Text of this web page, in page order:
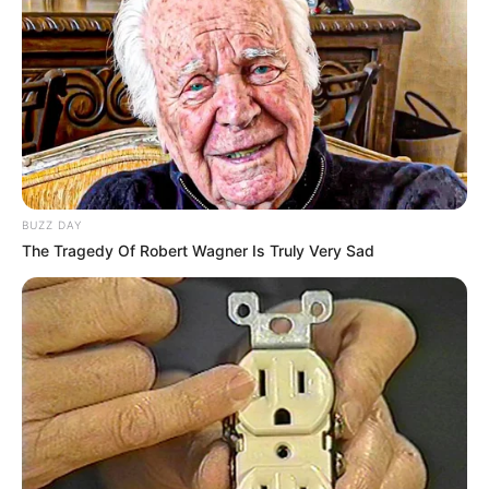
SUPERENALOTTO N° CHANCE
Les partantes en lice pour la victoire au
Tiercé Quinté du jour
1 INTERSTELLA
BUZZ DAY
The Tragedy Of Robert Wagner Is Truly Very Sad